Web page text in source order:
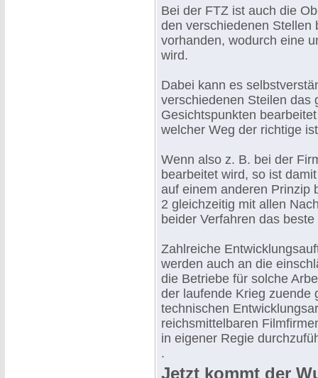
Bei der FTZ ist auch die
den verschiedenen Stellen
vorhanden, wodurch eine
wird.
Dabei kann es
verschiedenen Steilen das
Gesichtspunkten
welcher Weg der richtige
Wenn also z. B. bei der
bearbeitet wird, so ist
auf einem anderen Prinzip
2 gleichzeitig mit allen
beider Verfahren das
Zahlreiche
werden auch an die
die Betriebe für solche
der laufende Krieg zuende
technischen
reichsmittelbaren
in eigener Regie
.
Jetzt kommt der